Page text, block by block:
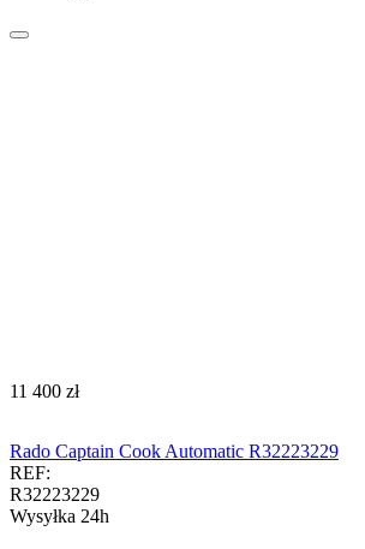
‍11 400‍ zł
Rado Captain Cook Automatic R32223229
REF:
R32223229
Wysyłka 24h